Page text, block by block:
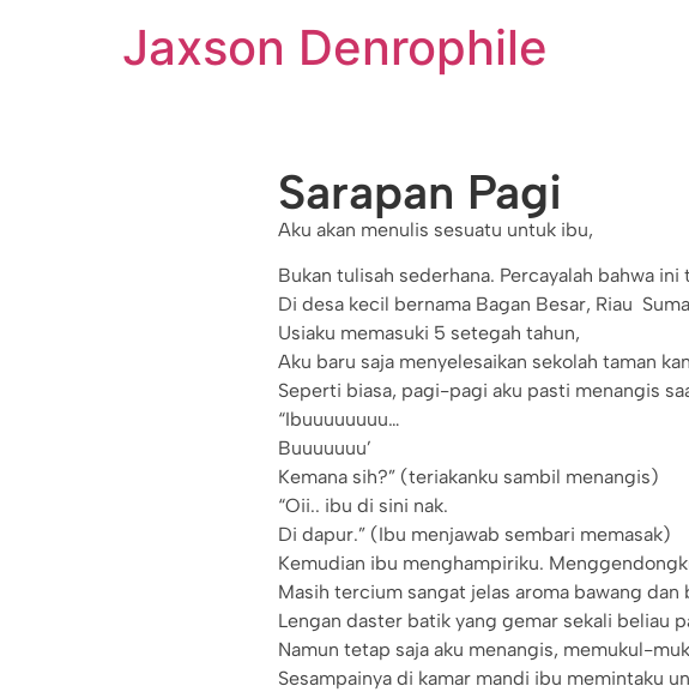
Jaxson Denrophile
Sarapan Pagi
Aku akan menulis sesuatu untuk ibu,
Bukan tulisah sederhana. Percayalah bahwa
Di desa kecil bernama Bagan Besar, Riau
Usiaku memasuki 5 setegah tahun,
Aku baru saja menyelesaikan sekolah taman
Seperti biasa, pagi-pagi aku pasti menangis
“Ibuuuuuuuu…
Buuuuuuu’
Kemana sih?” (teriakanku sambil menangis)
“Oii.. ibu di sini nak.
Di dapur.” (Ibu menjawab sembari memasak)
Kemudian ibu menghampiriku.
Masih tercium sangat jelas aroma bawang
Lengan daster batik yang gemar sekali beliau
Namun tetap saja aku menangis, memukul-
Sesampainya di kamar mandi ibu memintaku